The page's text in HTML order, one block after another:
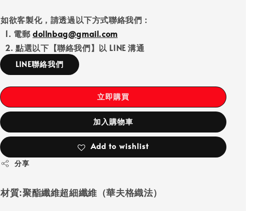
如欲客製化，請透過以下方式聯絡我們：
1. 電郵 dollnbag@gmail.com
2. 點選以下【聯絡我們】以 LINE 溝通
LINE聯絡我們
立即購買
加入購物車
Add to wishlist
分享
材質:聚酯纖維超細纖維（華夫格織法）